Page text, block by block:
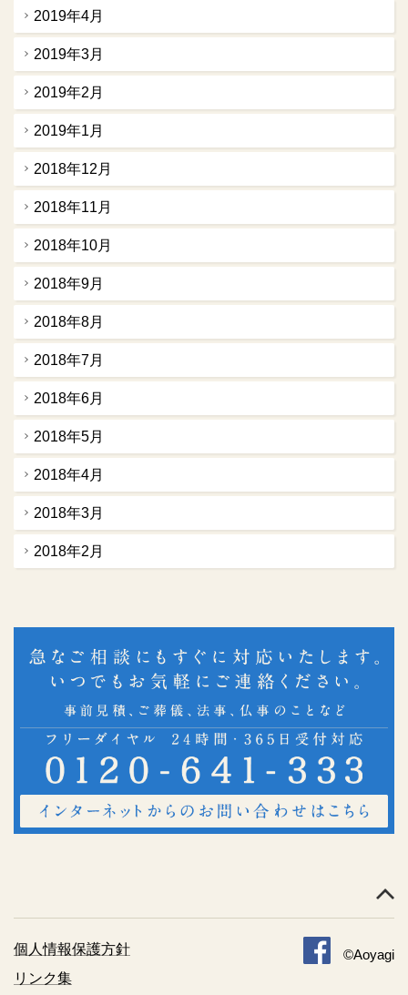
2019年4月
2019年3月
2019年2月
2019年1月
2018年12月
2018年11月
2018年10月
2018年9月
2018年8月
2018年7月
2018年6月
2018年5月
2018年4月
2018年3月
2018年2月
個人情報保護方針
リンク集
©Aoyagi